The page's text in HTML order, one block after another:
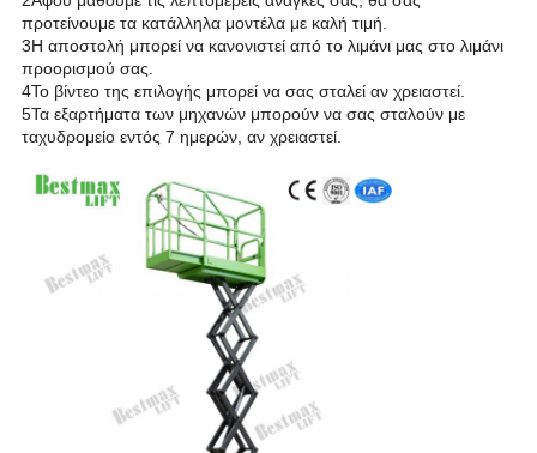
προτείνουμε τα κατάλληλα μοντέλα με καλή τιμή.
3Η αποστολή μπορεί να κανονιστεί από το λιμάνι μας στο λιμάνι
προορισμού σας.
4Το βίντεο της επιλογής μπορεί να σας σταλεί αν χρειαστεί.
5Τα εξαρτήματα των μηχανών μπορούν να σας σταλούν με
ταχυδρομείο εντός 7 ημερών, αν χρειαστεί.